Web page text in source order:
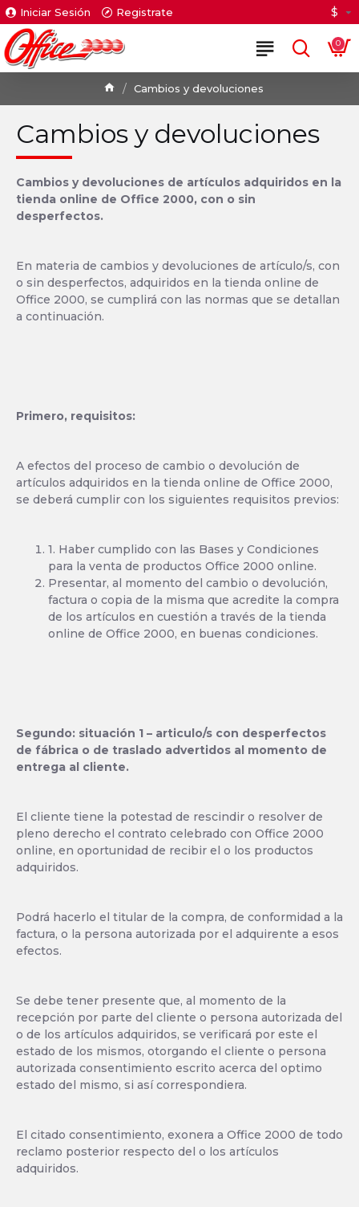
Iniciar Sesión Registrate $
0
Cambios y devoluciones
Cambios y devoluciones
Cambios y devoluciones de artículos adquiridos en la
tienda online de Office 2000, con o sin
desperfectos.
En materia de cambios y devoluciones de artículo/s, con
o sin desperfectos, adquiridos en la tienda online de
Office 2000, se cumplirá con las normas que se detallan
a continuación.
Primero, requisitos:
A efectos del proceso de cambio o devolución de
artículos adquiridos en la tienda online de Office 2000,
se deberá cumplir con los siguientes requisitos previos:
1. Haber cumplido con las Bases y Condiciones
para la venta de productos Office 2000 online.
Presentar, al momento del cambio o devolución,
factura o copia de la misma que acredite la compra
de los artículos en cuestión a través de la tienda
online de Office 2000, en buenas condiciones.
Segundo: situación 1 – articulo/s con desperfectos
de fábrica o de traslado advertidos al momento de
entrega al cliente.
El cliente tiene la potestad de rescindir o resolver de
pleno derecho el contrato celebrado con Office 2000
online, en oportunidad de recibir el o los productos
adquiridos.
Podrá hacerlo el titular de la compra, de conformidad a la
factura, o la persona autorizada por el adquirente a esos
efectos.
Se debe tener presente que, al momento de la
recepción por parte del cliente o persona autorizada del
o de los artículos adquiridos, se verificará por este el
estado de los mismos, otorgando el cliente o persona
autorizada consentimiento escrito acerca del optimo
estado del mismo, si así correspondiera.
El citado consentimiento, exonera a Office 2000 de todo
reclamo posterior respecto del o los artículos
adquiridos.